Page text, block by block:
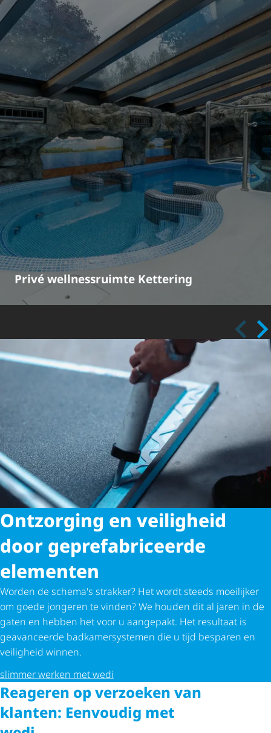
Privé wellnessruimte Kettering
Ontzorging en veiligheid
door gepre­fa­bri­ceerde
elementen
Worden de schema's strakker? Het wordt steeds moeilijker
om goede jongeren te vinden? We houden dit al jaren in de
gaten en hebben het voor u aangepakt. Het resultaat is
geavanceerde badka­mer­sys­temen die u tijd besparen en
veiligheid winnen.
slimmer werken met wedi
Reageren op verzoeken van
klanten: Eenvoudig met